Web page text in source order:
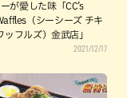
が愛した味「CC’s
（シーシーズ チキ
ッフルズ）金武店」
2021/12/17